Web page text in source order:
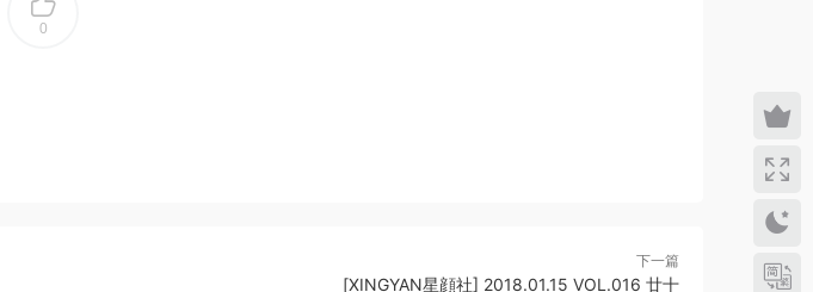
0
下一篇
[XINGYAN星顔社] 2018.01.15 VOL.016 廿十